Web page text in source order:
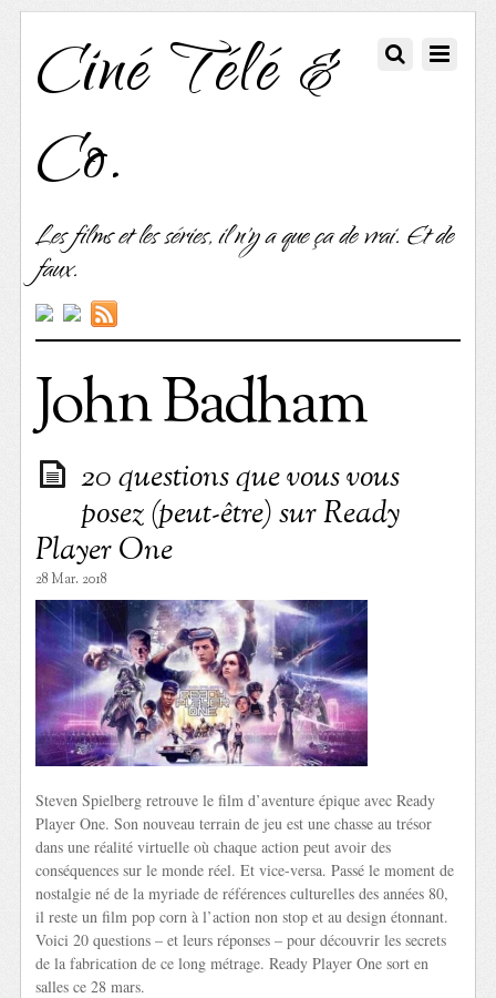
Ciné Télé &
Co.
Les films et les séries, il n'y a que ça de vrai. Et de
faux.
John Badham
20 questions que vous vous
posez (peut-être) sur Ready
Player One
28 Mar. 2018
Steven Spielberg retrouve le film d’aventure épique avec Ready
Player One. Son nouveau terrain de jeu est une chasse au trésor
dans une réalité virtuelle où chaque action peut avoir des
conséquences sur le monde réel. Et vice-versa. Passé le moment de
nostalgie né de la myriade de références culturelles des années 80,
il reste un film pop corn à l’action non stop et au design étonnant.
Voici 20 questions – et leurs réponses – pour découvrir les secrets
de la fabrication de ce long métrage. Ready Player One sort en
salles ce 28 mars.